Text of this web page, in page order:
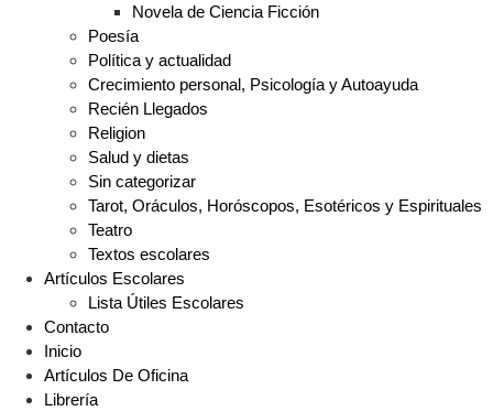
Novela de Ciencia Ficción
Poesía
Política y actualidad
Crecimiento personal, Psicología y Autoayuda
Recién Llegados
Religion
Salud y dietas
Sin categorizar
Tarot, Oráculos, Horóscopos, Esotéricos y Espirituales
Teatro
Textos escolares
Artículos Escolares
Lista Útiles Escolares
Contacto
Inicio
Artículos De Oficina
Librería